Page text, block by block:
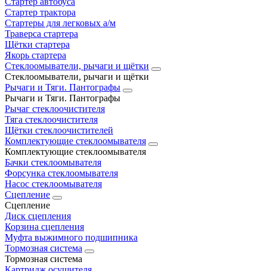
Стартер трактора
Стартеры для легковых а/м
Траверса стартера
Щётки стартера
Якорь стартера
Стеклоомыватели, рычаги и щётки
Стеклоомыватели, рычаги и щётки
Рычаги и Тяги. Пантографы
Рычаги и Тяги. Пантографы
Рычаг стеклоочистителя
Тяга стеклоочистителя
Щётки стеклоочистителей
Комплектующие стеклоомывателя
Комплектующие стеклоомывателя
Бачки стеклоомывателя
Форсунка стеклоомывателя
Насос стеклоомывателя
Сцепление
Сцепление
Диск сцепления
Корзина сцепления
Муфта выжимного подшипника
Тормозная система
Тормозная система